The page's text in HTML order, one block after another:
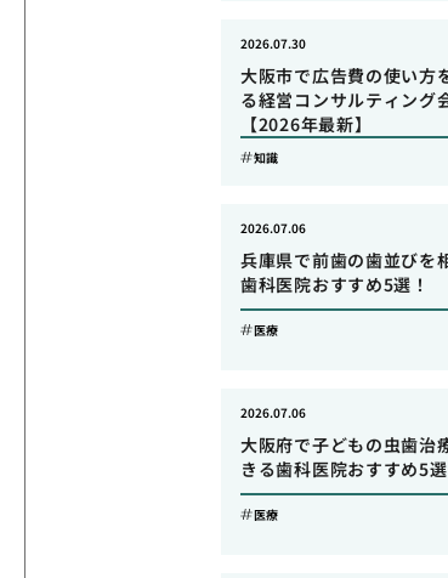
大阪市で広告費の使い方
る経営コンサルティング
【2026年最新】
2026.07.30
知識
兵庫県で前歯の歯並びを
歯科医院おすすめ5選！
2026.07.06
医療
大阪府で子どもの虫歯治
きる歯科医院おすすめ5選
2026.07.06
医療